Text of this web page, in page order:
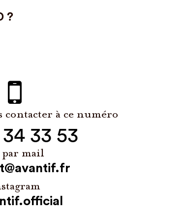
?
contacter à ce numéro
34 33 53
par mail